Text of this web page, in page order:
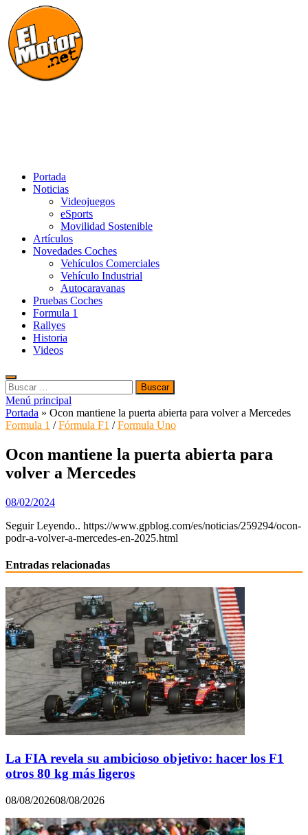
Saltar
contenido
Portada
Noticias
Videojuegos
eSports
Movilidad Sostenible
Artículos
Novedades Coches
Vehículos Comerciales
Vehículo Industrial
Autocaravanas
Pruebas Coches
Formula 1
Rallyes
Historia
Videos
Buscar:
Menú principal
Portada » Ocon mantiene la puerta abierta para volver a Mercedes
Formula 1 /Fórmula F1 /Formula Uno
Ocon mantiene la puerta abierta para
volver a Mercedes
08/02/2024
Seguir Leyendo.. https://www.gpblog.com/es/noticias/259294/ocon-
podr-a-volver-a-mercedes-en-2025.html
Entradas relacionadas
La FIA revela su ambicioso objetivo: hacer los F1
otros 80 kg más ligeros
08/08/202608/08/2026